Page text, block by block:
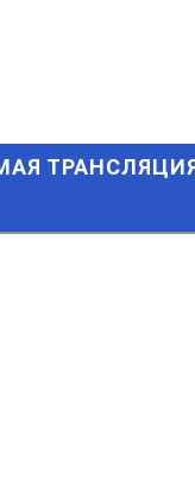
в 14:00 МСК.